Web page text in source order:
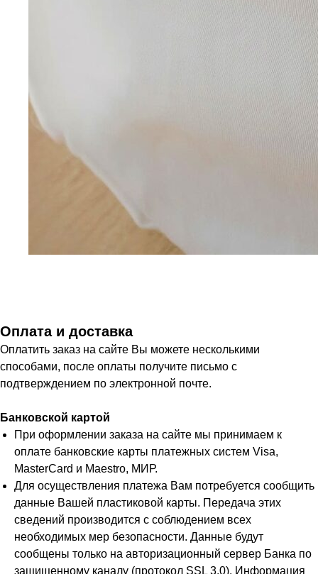
Оплата и доставка
Оплатить заказ на сайте Вы можете несколькими
способами, после оплаты получите письмо с
подтверждением по электронной почте.
Банковской картой
При оформлении заказа на сайте мы принимаем к
оплате банковские карты платежных систем Visa,
MasterCard и Maestro, МИР.
Для осуществления платежа Вам потребуется сообщить
данные Вашей пластиковой карты. Передача этих
сведений производится с соблюдением всех
необходимых мер безопасности. Данные будут
сообщены только на авторизационный сервер Банка по
защищенному каналу (протокол SSL 3.0). Информация